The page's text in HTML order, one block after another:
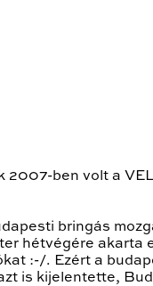
2007-ben volt a
bringás
hétvégére akarta
:-/. Ezért a
is kijelentette,